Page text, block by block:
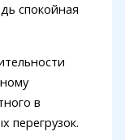
спокойная
в
перегрузок.